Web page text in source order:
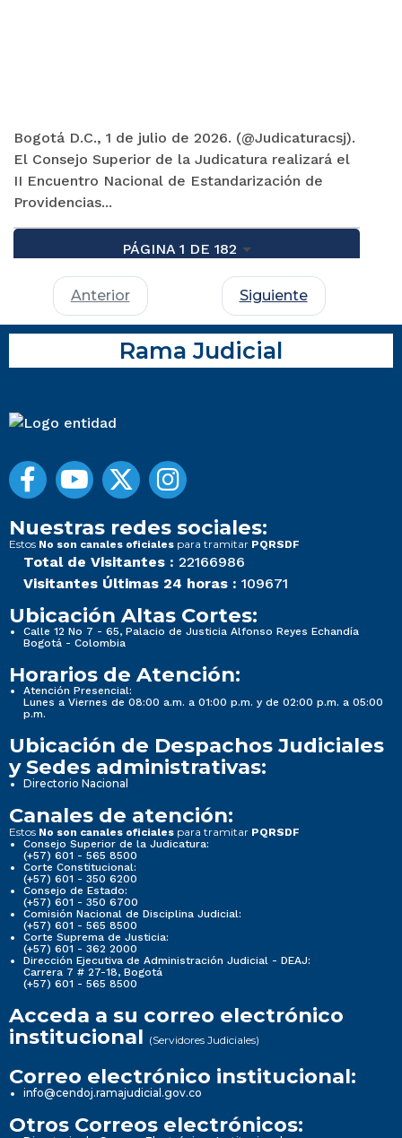
Bogotá D.C., 1 de julio de 2026. (@Judicaturacsj).
El Consejo Superior de la Judicatura realizará el
II Encuentro Nacional de Estandarización de
Providencias...
PÁGINA 1 DE 182
Anterior Siguiente
Rama Judicial
Nuestras redes sociales:
Estos No son canales oficiales para tramitar PQRSDF
Total de Visitantes : 22166986
Visitantes Últimas 24 horas : 109671
Ubicación Altas Cortes:
Calle 12 No 7 - 65, Palacio de Justicia Alfonso Reyes Echandía
Bogotá - Colombia
Horarios de Atención:
Atención Presencial:
Lunes a Viernes de 08:00 a.m. a 01:00 p.m. y de 02:00 p.m. a 05:00
p.m.
Ubicación de Despachos Judiciales
y Sedes administrativas:
Directorio Nacional
Canales de atención:
Estos No son canales oficiales para tramitar PQRSDF
Consejo Superior de la Judicatura:
(+57) 601 - 565 8500
Corte Constitucional:
(+57) 601 - 350 6200
Consejo de Estado:
(+57) 601 - 350 6700
Comisión Nacional de Disciplina Judicial:
(+57) 601 - 565 8500
Corte Suprema de Justicia:
(+57) 601 - 362 2000
Dirección Ejecutiva de Administración Judicial - DEAJ:
Carrera 7 # 27-18, Bogotá
(+57) 601 - 565 8500
Acceda a su correo electrónico
institucional (Servidores Judiciales)
Correo electrónico institucional:
info@cendoj.ramajudicial.gov.co
Otros Correos electrónicos: